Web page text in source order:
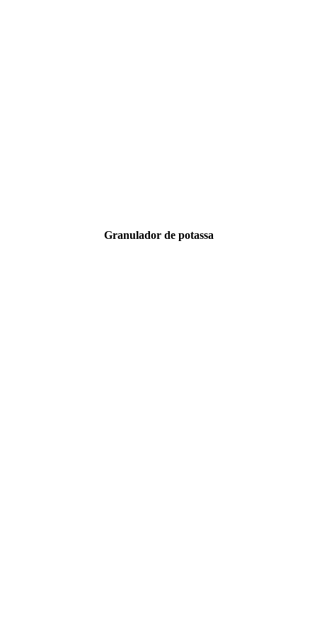
Granulador de potassa